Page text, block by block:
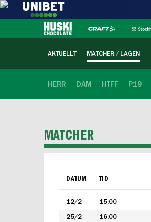
AKTUELLT MATCHER / LAGEN
HERR DAM HTFF P19
MATCHER
DATUM TID
12/2 15:00
25/2 16:00